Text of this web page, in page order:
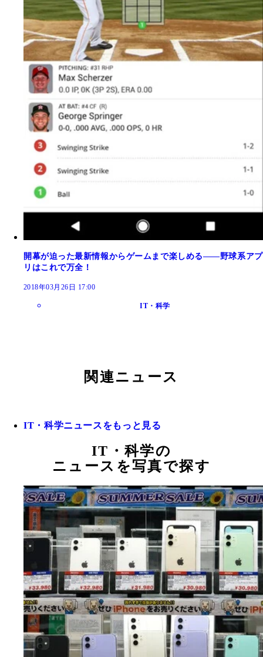
開幕が迫った最新情報からゲームまで楽しめる――野球系アプ
リはこれで万全！
2018年03月26日 17:00
IT・科学
関連ニュース
IT・科学ニュースをもっと見る
IT・科学の
ニュースを写真で探す